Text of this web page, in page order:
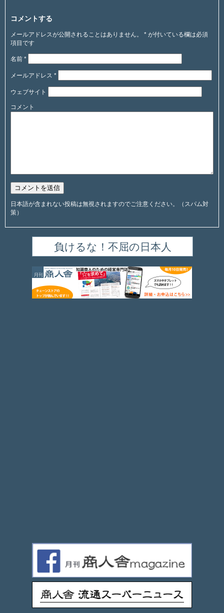
コメントする
メールアドレスが公開されることはありません。 * が付いている欄は必須
項目です
名前 *
メールアドレス *
ウェブサイト
コメント
日本語が含まれない投稿は無視されますのでご注意ください。（スパム対
策）
負けるな！不屈の日本人